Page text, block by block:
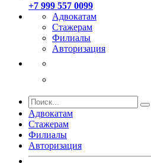
+7 999 557 0099
Адвокатам
Стажерам
Филиалы
Авторизация
Адвокатам
Стажерам
Филиалы
Авторизация